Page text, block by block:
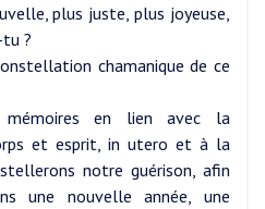
plus juste, plus joyeuse,
?
chamanique de ce
mémoires en lien avec la
et esprit, in utero et à la
notre guérison, afin
une nouvelle année, une